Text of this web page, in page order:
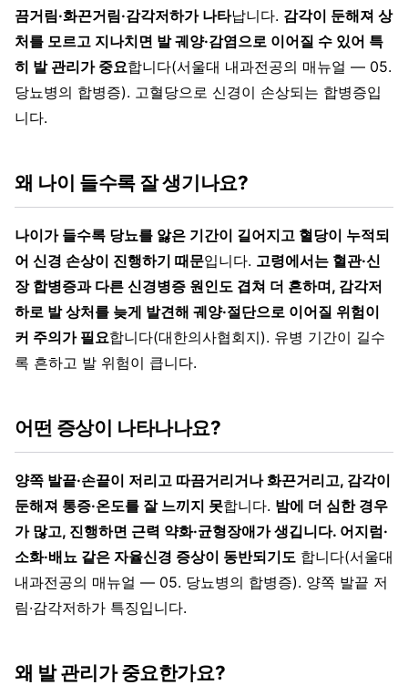
끔거림·화끈거림·감각저하가 나타납니다. 감각이 둔해져 상
처를 모르고 지나치면 발 궤양·감염으로 이어질 수 있어 특
히 발 관리가 중요합니다(서울대 내과전공의 매뉴얼 — 05.
당뇨병의 합병증). 고혈당으로 신경이 손상되는 합병증입
니다.
왜 나이 들수록 잘 생기나요?
나이가 들수록 당뇨를 앓은 기간이 길어지고 혈당이 누적되
어 신경 손상이 진행하기 때문입니다. 고령에서는 혈관·신
장 합병증과 다른 신경병증 원인도 겹쳐 더 흔하며, 감각저
하로 발 상처를 늦게 발견해 궤양·절단으로 이어질 위험이
커 주의가 필요합니다(대한의사협회지). 유병 기간이 길수
록 흔하고 발 위험이 큽니다.
어떤 증상이 나타나나요?
양쪽 발끝·손끝이 저리고 따끔거리거나 화끈거리고, 감각이
둔해져 통증·온도를 잘 느끼지 못합니다. 밤에 더 심한 경우
가 많고, 진행하면 근력 약화·균형장애가 생깁니다. 어지럼·
소화·배뇨 같은 자율신경 증상이 동반되기도 합니다(서울대
내과전공의 매뉴얼 — 05. 당뇨병의 합병증). 양쪽 발끝 저
림·감각저하가 특징입니다.
왜 발 관리가 중요한가요?